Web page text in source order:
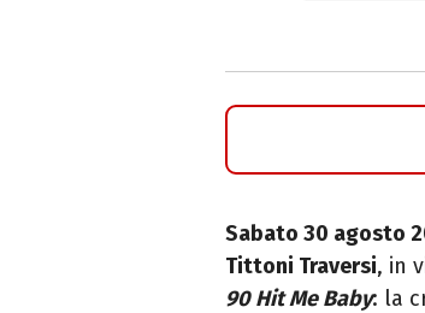
Sabato 30 agosto
Tittoni Traversi, in
90 Hit Me Baby: la